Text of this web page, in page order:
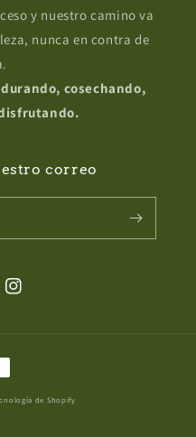
y nuestro camino va
nunca en contra de
cosechando,
correo
Instagram
de Shopify